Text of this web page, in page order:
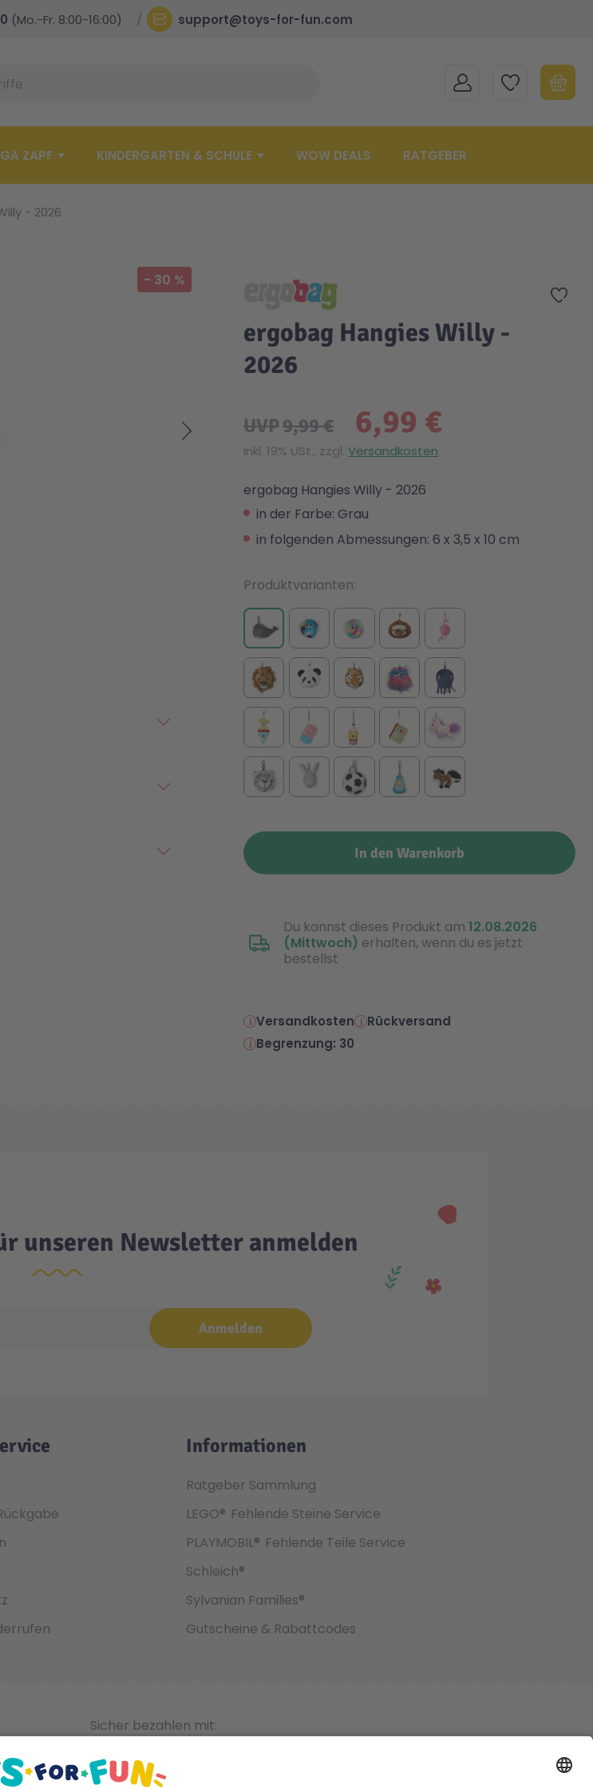
(Mo.-Fr. 8:00-16:00) support@toys-for-fun.com
MEIN KONTOMEINE WUNSCHLISTE
ZAPF KINDERGARTEN & SCHULE WOW DEALS RATGEBER
- 2026
- 30 %
Zur
ergobag Hangies Willy -
2026
6,99 €
UVP9,99 €
Inkl. 19% USt., zzgl. Versandkosten
ergobag Hangies Willy - 2026
in der Farbe: Grau
in folgenden Abmessungen: 6 x 3,5 x 10 cm
In den Warenkorb
Du kannst dieses Produkt am 12.08.2026
(Mittwoch) erhalten, wenn du es jetzt
bestellst
Produktvarianten
Versandkosten
Rückversand
Begrenzung: 30
unseren Newsletter anmelden
Anmelden
Informationen
Ratgeber Sammlung
LEGO® Fehlende Steine Service
PLAYMOBIL® Fehlende Teile Service
Schleich®
Sylvanian Families®
Gutscheine & Rabattcodes
Sicher bezahlen mit: